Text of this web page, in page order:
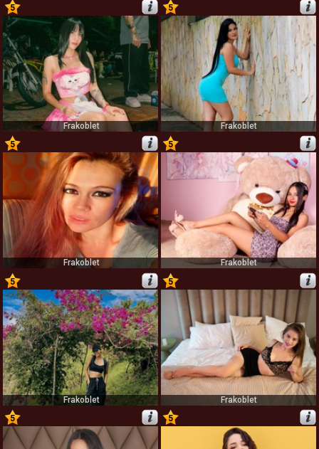
5
37
Frakoblet
5
38
Frakoblet
5
Frakoblet
5
40
Frakoblet
5
41
Frakoblet
5
Frakoblet
5
43
5